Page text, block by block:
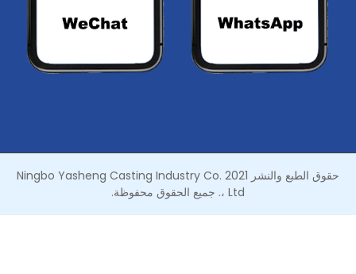
حقوق الطبع والنشر 2021 Ningbo Yasheng Casting Industry Co.
، Ltd. جميع الحقوق محفوظة.